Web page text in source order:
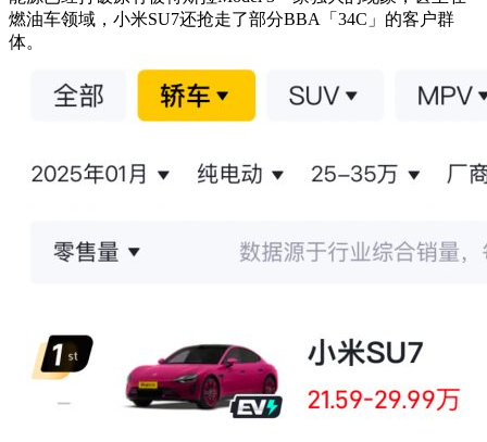
燃油车领域，小米SU7还抢走了部分BBA「34C」的客户群
体。